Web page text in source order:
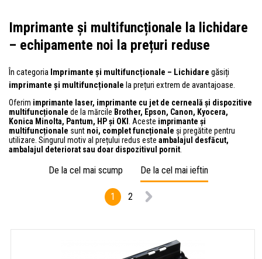
Imprimante și multifuncționale la lichidare
– echipamente noi la prețuri reduse
În categoria Imprimante și multifuncționale – Lichidare găsiți
imprimante și multifuncționale la prețuri extrem de avantajoase.
Oferim imprimante laser, imprimante cu jet de cerneală și dispozitive
multifuncționale de la mărcile Brother, Epson, Canon, Kyocera,
Konica Minolta, Pantum, HP și OKI
. Aceste imprimante și
multifuncționale sunt noi, complet funcționale și pregătite pentru
utilizare. Singurul motiv al prețului redus este ambalajul desfăcut,
ambalajul deteriorat sau doar dispozitivul pornit
De la cel mai scump De la cel mai ieftin
1 2